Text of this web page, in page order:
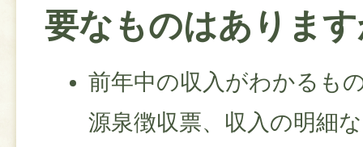
要なものはありま
前年中の収入がわかるも
源泉徴収票、収入の明細